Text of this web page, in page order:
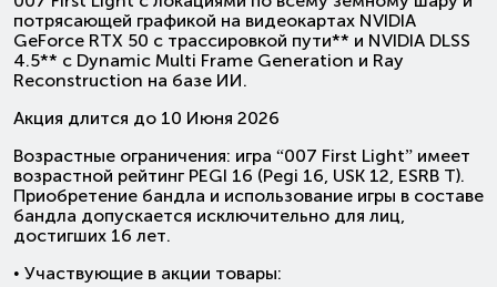
потрясающей графикой на видеокартах NVIDIA
GeForce RTX 50 с трассировкой пути** и NVIDIA DLSS
4.5** с Dynamic Multi Frame Generation и Ray
Reconstruction на базе ИИ.
Акция длится до 10 Июня 2026
Возрастные ограничения: игра “007 First Light” имеет
возрастной рейтинг PEGI 16 (Pegi 16, USK 12, ESRB T).
Приобретение бандла и использование игры в составе
бандла допускается исключительно для лиц,
достигших 16 лет.
• Участвующие в акции товары: